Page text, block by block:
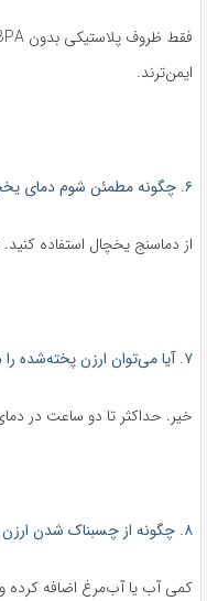
ایمن‌ترند.
۶. چگونه مطمئن شوم دمای یخچال مناسب است؟
از دماسنج یخچال استفاده کنید. دما باید ۴ درجه
۷. آیا می‌توان ارزن پخته‌شده را در دمای اتاق نگه داشت؟
خیر. حداکثر تا دو ساعت در
۸. چگونه از چسبناک شدن ارزن هنگام گرم کردن جلوگیری کنم؟
کمی آب یا آب‌مرغ اضافه کرده